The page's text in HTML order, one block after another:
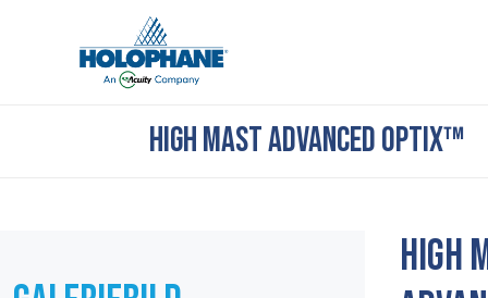
HIGH MAST ADVANCED OPTIX™
HIGH